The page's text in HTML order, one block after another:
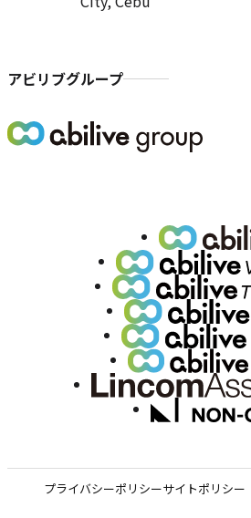
アビリブグループ
プライバシーポリシーサイトポリシー